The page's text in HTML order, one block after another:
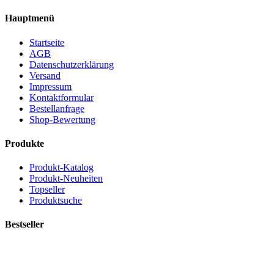
Hauptmenü
Startseite
AGB
Datenschutzerklärung
Versand
Impressum
Kontaktformular
Bestellanfrage
Shop-Bewertung
Produkte
Produkt-Katalog
Produkt-Neuheiten
Topseller
Produktsuche
Bestseller